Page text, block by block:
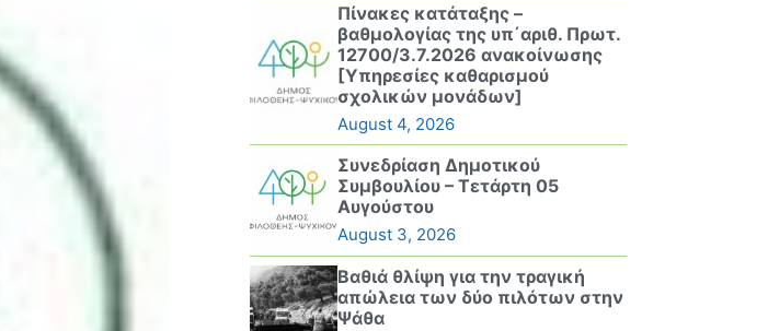
Πίνακες κατάταξης –
βαθμολογίας της υπ΄αριθ. Πρωτ.
12700/3.7.2026 ανακοίνωσης
[Υπηρεσίες καθαρισμού
σχολικών μονάδων]
August 4, 2026
Συνεδρίαση Δημοτικού
Συμβουλίου – Τετάρτη 05
Αυγούστου
August 3, 2026
Βαθιά θλίψη για την τραγική
απώλεια των δύο πιλότων στην
Ψάθα